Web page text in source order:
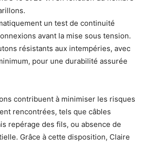
un test de continuité
avant la mise sous tension.
résistants aux intempéries, avec
pour une durabilité assurée
contribuent à minimiser les risques
rencontrées, tels que câbles
repérage des fils, ou absence de
Grâce à cette disposition, Claire